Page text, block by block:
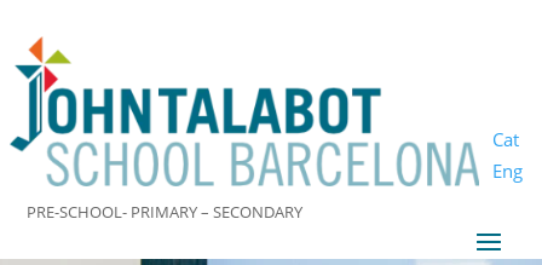
Cat
Eng
PRE-SCHOOL- PRIMARY – SECONDARY